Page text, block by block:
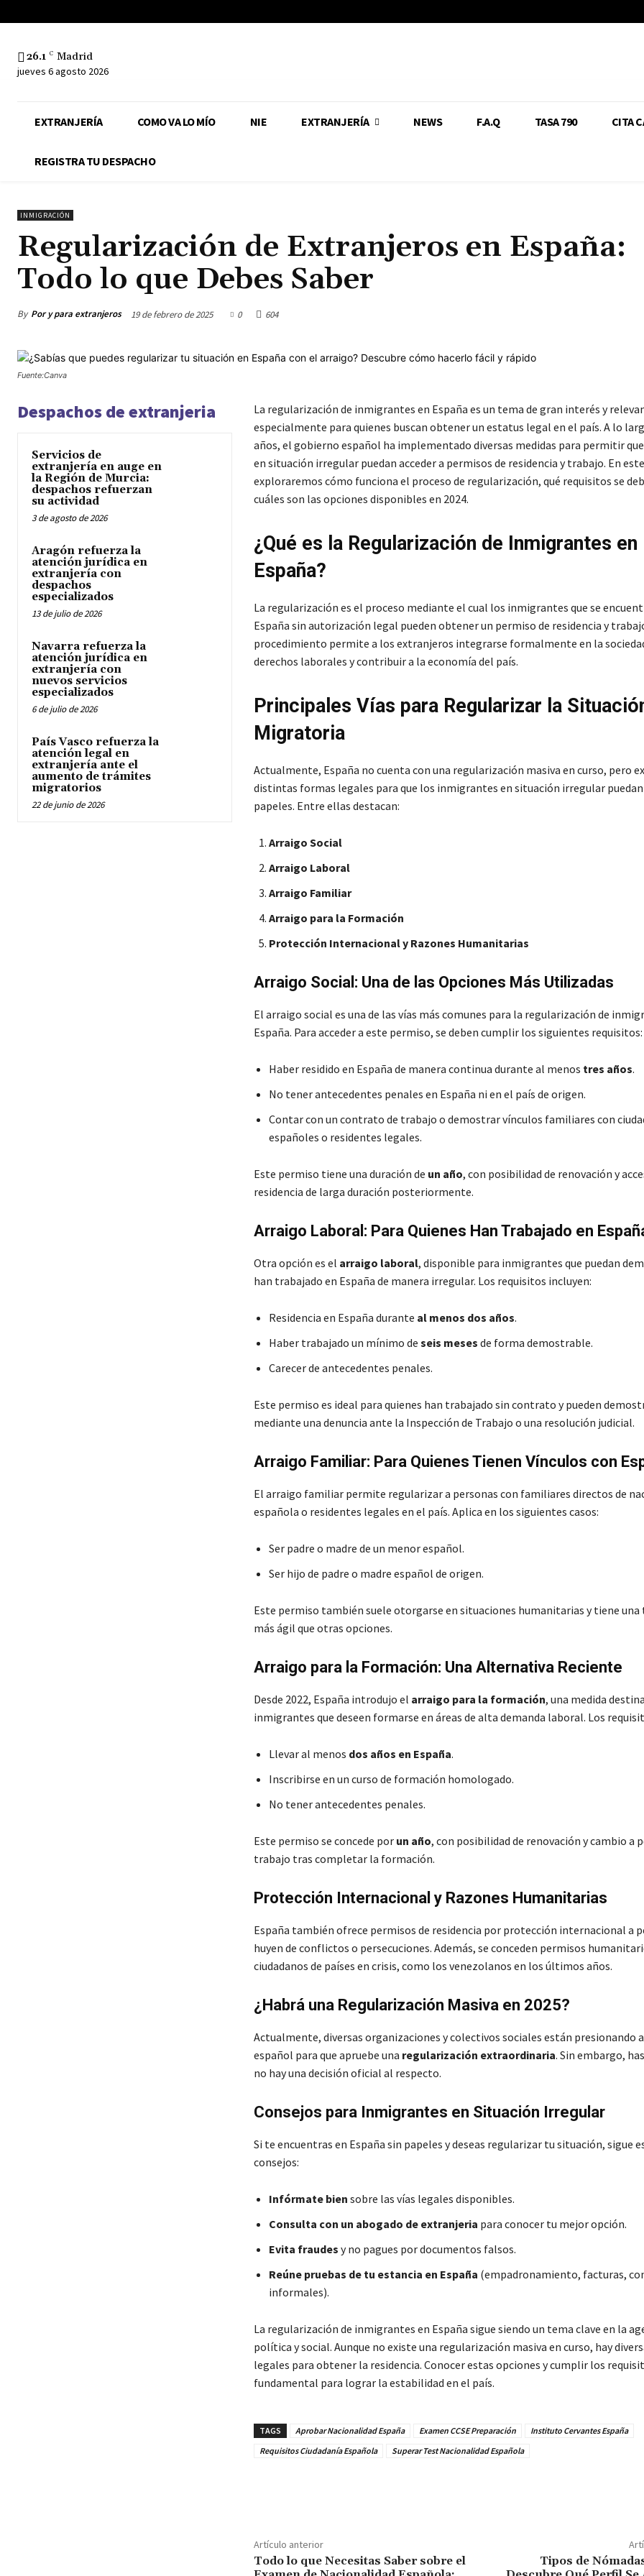
26.1 C Madrid
jueves 6 agosto 2026
EXTRANJERÍA COMO VA LO MÍO NIE EXTRANJERÍA NEWS F.A.Q TASA 790 CITA
REGISTRA TU DESPACHO
INMIGRACIÓN
Regularización de Extranjeros en España:
Todo lo que Debes Saber
By Por y para extranjeros 19 de febrero de 2025 0 604
Fuente:Canva
Despachos de extranjeria
Servicios de
extranjería en auge en
la Región de Murcia:
despachos refuerzan
su actividad
3 de agosto de 2026
Aragón refuerza la
atención jurídica en
extranjería con
despachos
especializados
13 de julio de 2026
Navarra refuerza la
atención jurídica en
extranjería con
nuevos servicios
especializados
6 de julio de 2026
País Vasco refuerza la
atención legal en
extranjería ante el
aumento de trámites
migratorios
22 de junio de 2026
La regularización de inmigrantes en España es un tema de gran interés y
especialmente para quienes buscan obtener un estatus legal en el país. A lo
años, el gobierno español ha implementado diversas medidas para permitir
en situación irregular puedan acceder a permisos de residencia y trabajo. En
exploraremos cómo funciona el proceso de regularización, qué requisitos se
cuáles son las opciones disponibles en 2024.
¿Qué es la Regularización de Inmigrantes en
España?
La regularización es el proceso mediante el cual los inmigrantes que se
España sin autorización legal pueden obtener un permiso de residencia y
procedimiento permite a los extranjeros integrarse formalmente en la
derechos laborales y contribuir a la economía del país.
Principales Vías para Regularizar la
Migratoria
Actualmente, España no cuenta con una regularización masiva en curso, pero
distintas formas legales para que los inmigrantes en situación irregular
papeles. Entre ellas destacan:
Arraigo Social
Arraigo Laboral
Arraigo Familiar
Arraigo para la Formación
Protección Internacional y Razones Humanitarias
Arraigo Social: Una de las Opciones Más Utilizadas
El arraigo social es una de las vías más comunes para la regularización de
España. Para acceder a este permiso, se deben cumplir los siguientes requisitos:
Haber residido en España de manera continua durante al menos tres años.
No tener antecedentes penales en España ni en el país de origen.
Contar con un contrato de trabajo o demostrar vínculos familiares con
españoles o residentes legales.
Este permiso tiene una duración de un año, con posibilidad de renovación y
residencia de larga duración posteriormente.
Arraigo Laboral: Para Quienes Han Trabajado en
Otra opción es el arraigo laboral, disponible para inmigrantes que puedan
han trabajado en España de manera irregular. Los requisitos incluyen:
Residencia en España durante al menos dos años.
Haber trabajado un mínimo de seis meses de forma demostrable.
Carecer de antecedentes penales.
Este permiso es ideal para quienes han trabajado sin contrato y pueden
mediante una denuncia ante la Inspección de Trabajo o una resolución judicial.
Arraigo Familiar: Para Quienes Tienen Vínculos con
El arraigo familiar permite regularizar a personas con familiares directos de
española o residentes legales en el país. Aplica en los siguientes casos:
Ser padre o madre de un menor español.
Ser hijo de padre o madre español de origen.
Este permiso también suele otorgarse en situaciones humanitarias y tiene
más ágil que otras opciones.
Arraigo para la Formación: Una Alternativa Reciente
Desde 2022, España introdujo el arraigo para la formación, una medida
inmigrantes que deseen formarse en áreas de alta demanda laboral. Los
Llevar al menos dos años en España.
Inscribirse en un curso de formación homologado.
No tener antecedentes penales.
Este permiso se concede por un año, con posibilidad de renovación y cambio a
trabajo tras completar la formación.
Protección Internacional y Razones Humanitarias
España también ofrece permisos de residencia por protección internacional a
huyen de conflictos o persecuciones. Además, se conceden permisos
ciudadanos de países en crisis, como los venezolanos en los últimos años.
¿Habrá una Regularización Masiva en 2025?
Actualmente, diversas organizaciones y colectivos sociales están presionando
español para que apruebe una regularización extraordinaria. Sin embargo,
no hay una decisión oficial al respecto.
Consejos para Inmigrantes en Situación Irregular
Si te encuentras en España sin papeles y deseas regularizar tu situación, sigue
consejos:
Infórmate bien sobre las vías legales disponibles.
Consulta con un abogado de extranjeria para conocer tu mejor opción.
Evita fraudes y no pagues por documentos falsos.
Reúne pruebas de tu estancia en España (empadronamiento, facturas,
informales).
La regularización de inmigrantes en España sigue siendo un tema clave en la
política y social. Aunque no existe una regularización masiva en curso, hay
legales para obtener la residencia. Conocer estas opciones y cumplir los
fundamental para lograr la estabilidad en el país.
TAGS Aprobar Nacionalidad España Examen CCSE Preparación
Instituto Cervantes España
Requisitos Ciudadanía Española
Superar Test Nacionalidad Española
Artículo anterior
Todo lo que Necesitas Saber sobre el
Tipos de